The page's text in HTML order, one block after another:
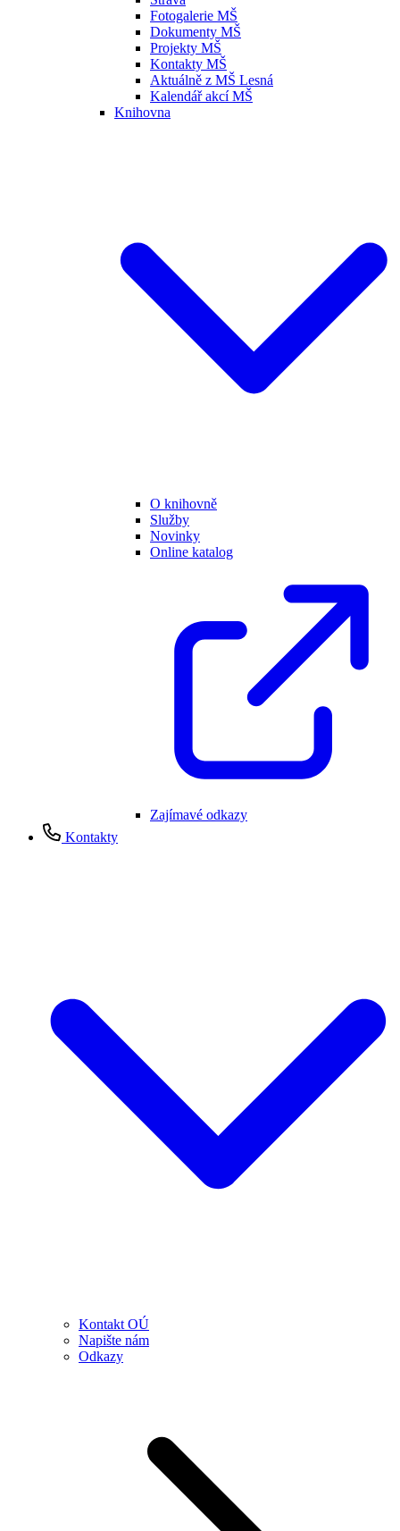
Fotogalerie MŠ
Dokumenty MŠ
Projekty MŠ
Kontakty MŠ
Aktuálně z MŠ Lesná
Kalendář akcí MŠ
Knihovna
O knihovně
Služby
Novinky
Online katalog
Zajímavé odkazy
Kontakty
Kontakt OÚ
Napište nám
Odkazy